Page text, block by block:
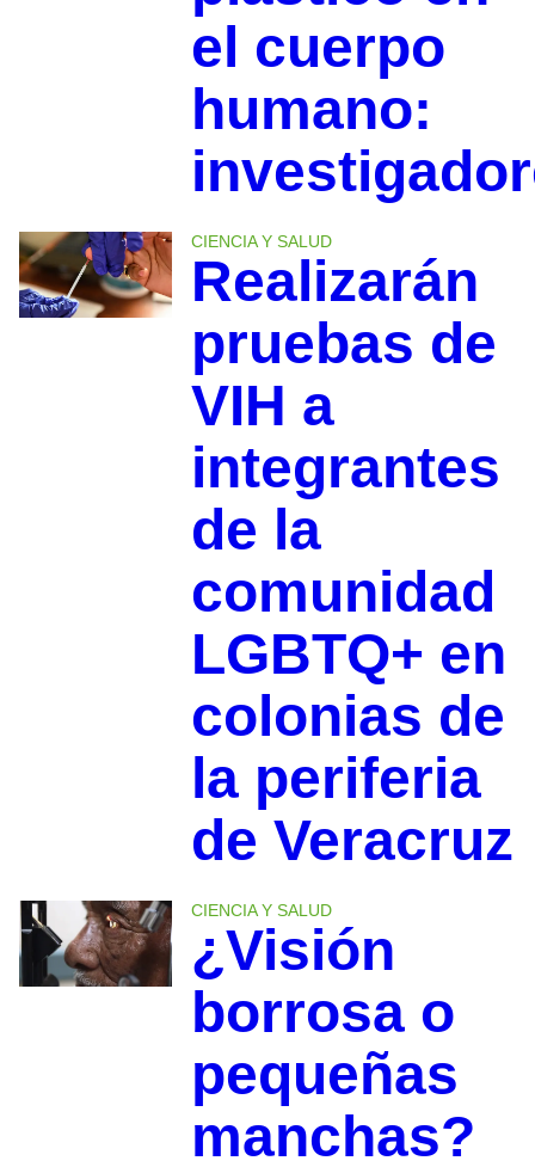
el cuerpo
humano:
CIENCIA Y SALUD
Realizarán
pruebas de
VIH a
integrantes
de la
comunidad
LGBTQ+ en
colonias de
la periferia
de Veracruz
CIENCIA Y SALUD
¿Visión
borrosa o
pequeñas
manchas?